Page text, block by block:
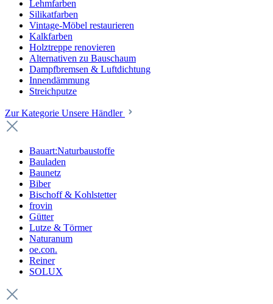
Lehmfarben
Silikatfarben
Vintage-Möbel restaurieren
Kalkfarben
Holztreppe renovieren
Alternativen zu Bauschaum
Dampfbremsen & Luftdichtung
Innendämmung
Streichputze
Zur Kategorie Unsere Händler
Bauart:Naturbaustoffe
Bauladen
Baunetz
Biber
Bischoff & Kohlstetter
frovin
Gütter
Lutze & Törmer
Naturanum
oe.con.
Reiner
SOLUX